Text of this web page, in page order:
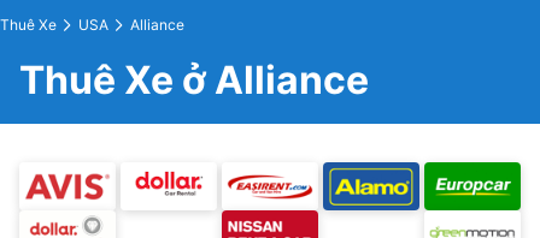
Thuê Xe USA Alliance
Thuê Xe ở Alliance